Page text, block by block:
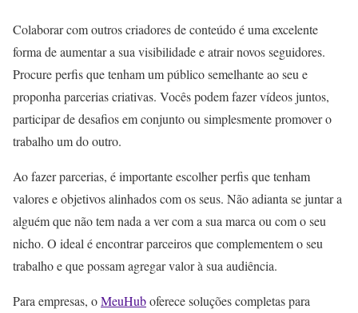
Colaborar com outros criadores de conteúdo é uma excelente
forma de aumentar a sua visibilidade e atrair novos seguidores.
Procure perfis que tenham um público semelhante ao seu e
proponha parcerias criativas. Vocês podem fazer vídeos juntos,
participar de desafios em conjunto ou simplesmente promover o
trabalho um do outro.
Ao fazer parcerias, é importante escolher perfis que tenham
valores e objetivos alinhados com os seus. Não adianta se juntar a
alguém que não tem nada a ver com a sua marca ou com o seu
nicho. O ideal é encontrar parceiros que complementem o seu
trabalho e que possam agregar valor à sua audiência.
Para empresas, oMeuHuboferece soluções completas para